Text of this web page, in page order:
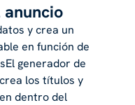
anuncio
y crea un
en función de
generador de
los títulos y
dentro del